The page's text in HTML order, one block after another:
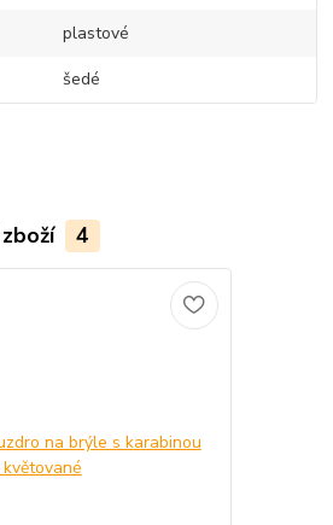
plastové
šedé
4